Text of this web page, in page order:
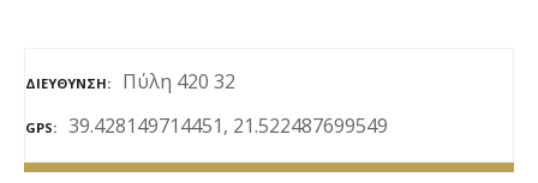
ΔΙΕΎΘΥΝΣΗ Πύλη 420 32
GPS 39.428149714451, 21.522487699549